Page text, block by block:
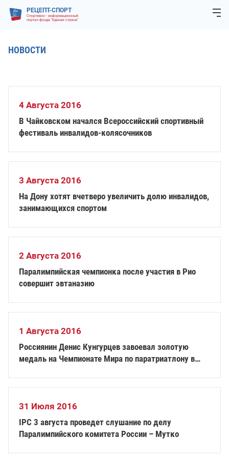
РЕЦЕПТ-СПОРТ
Спортивно - информационный
портал фонда "Единая страна"
НОВОСТИ
4 Августа 2016
В Чайковском начался Всероссийский спортивный
фестиваль инвалидов-колясочников
3 Августа 2016
На Дону хотят вчетверо увеличить долю инвалидов,
занимающихся спортом
2 Августа 2016
Паралимпийская чемпионка после участия в Рио
совершит эвтаназию
1 Августа 2016
Россиянин Денис Кунгурцев завоевал золотую
медаль на Чемпионате Мира по паратриатлону в
31 Июля 2016
IPC 3 августа проведет слушание по делу
Паралимпийского комитета России – Мутко